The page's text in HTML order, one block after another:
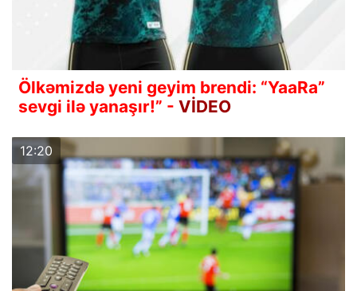
Ölkəmizdə yeni geyim brendi: “YaaRa”
sevgi ilə yanaşır!” - VİDEO
12:20